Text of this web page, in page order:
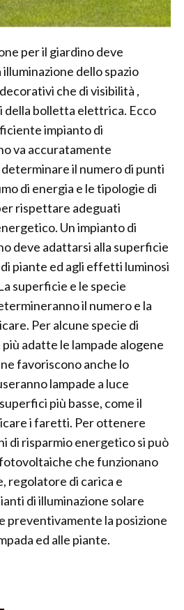
per il giardino deve
dello spazio
che di visibilità ,
della bolletta elettrica. Ecco
impianto di
va accuratamente
il numero di punti
di energia e le tipologie di
rispettare adeguati
Un impianto di
deve adattarsi alla superficie
piante ed agli effetti luminosi
superficie e le specie
il numero e la
Per alcune specie di
adatte le lampade alogene
favoriscono anche lo
lampade a luce
più basse, come il
i faretti. Per ottenere
di risparmio energetico si può
che funzionano
regolatore di carica e
di illuminazione solare
preventivamente la posizione
ed alle piante.